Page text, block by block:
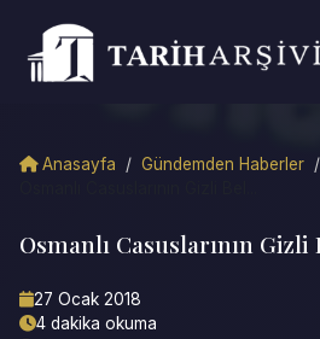
Anasayfa / Gündemden Haberler /
Osmanlı Casuslarının
27 Ocak 2018
4 dakika okuma